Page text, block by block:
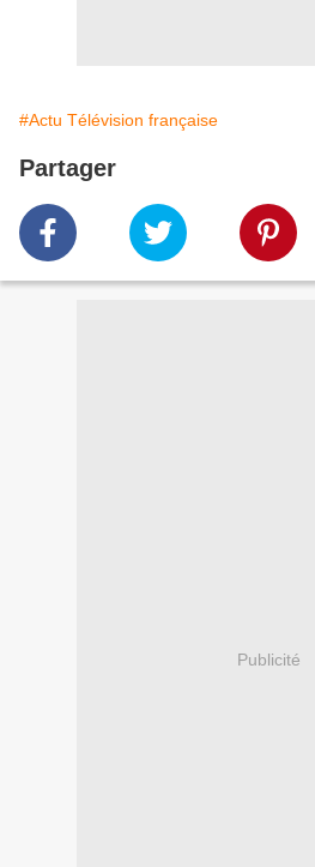
#Actu Télévision française
Partager
Publicité